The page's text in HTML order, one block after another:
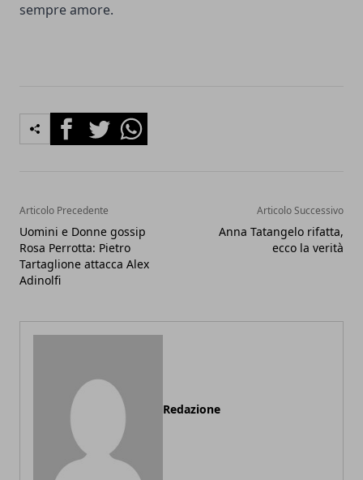
sempre amore.
FacebookTwitterWhatsapp
Articolo Precedente
Uomini e Donne gossip
Rosa Perrotta: Pietro
Tartaglione attacca Alex
Adinolfi
Articolo Successivo
Anna Tatangelo rifatta,
ecco la verità
Redazione